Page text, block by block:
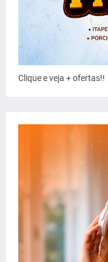
Clique e veja + ofertas!!